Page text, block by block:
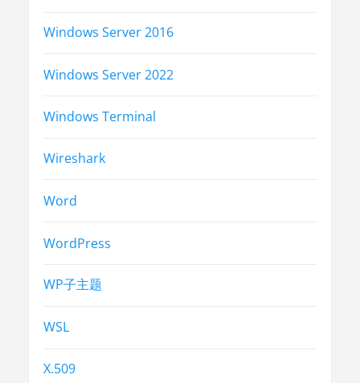
Windows Server 2016
Windows Server 2022
Windows Terminal
Wireshark
Word
WordPress
WP子主题
WSL
X.509